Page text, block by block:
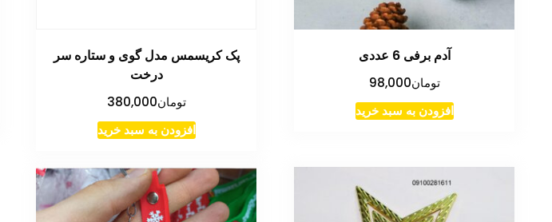
آدم برفی 6 عددی
تومان98,000
افزودن به سبد خرید
پک کریسمس مدل گوی و ستاره سر
درخت
تومان380,000
افزودن به سبد خرید